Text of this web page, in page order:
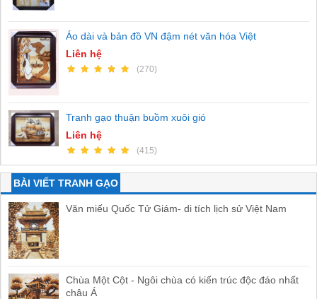
Áo dài và bản đồ VN đậm nét văn hóa Việt
Liên hệ
(270)
Tranh gạo thuận buồm xuôi gió
Liên hệ
(415)
BÀI VIẾT TRANH GẠO
Văn miếu Quốc Tử Giám- di tích lịch sử Việt Nam
Chùa Một Cột - Ngôi chùa có kiến trúc độc đáo nhất
châu Á